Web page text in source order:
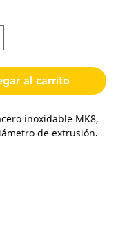
al carrito
inoxidable MK8,
de extrusión,